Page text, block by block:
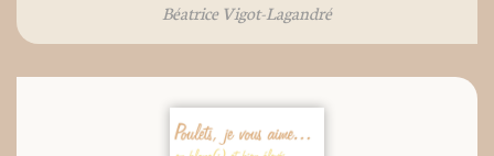
Béatrice Vigot-Lagandré